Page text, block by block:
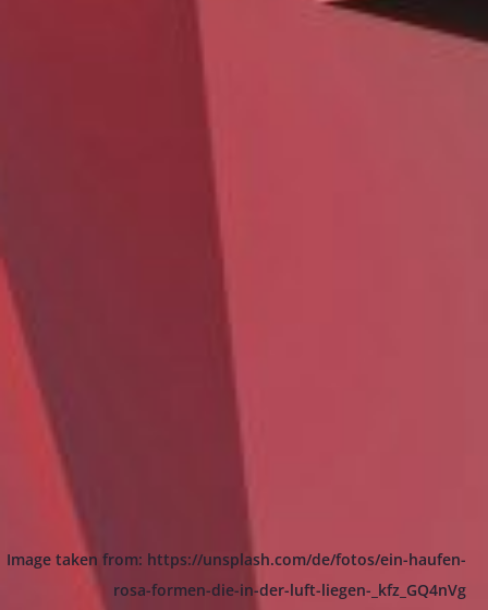
Image taken from: https://unsplash.com/de/fotos/ein-haufen-
rosa-formen-die-in-der-luft-liegen-_kfz_GQ4nVg